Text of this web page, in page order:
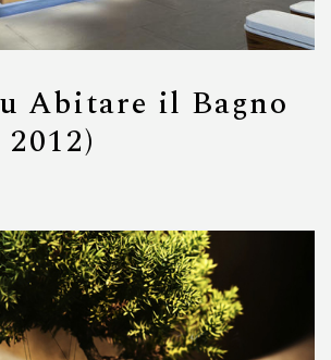
Abitare il Bagno